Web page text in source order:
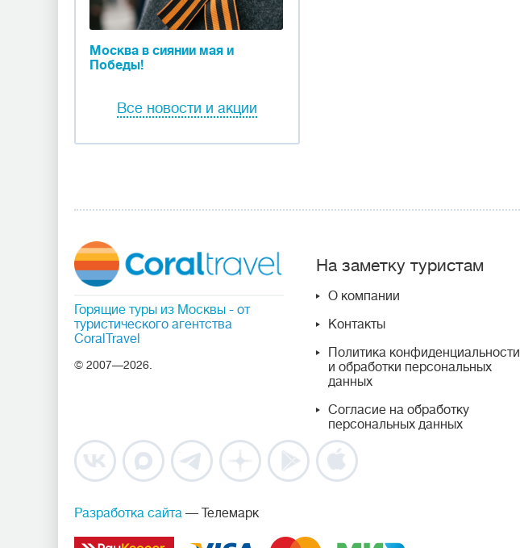
Москва в сиянии мая и
Победы!
Все новости и акции
Горящие туры из Москвы - от
туристического агентства
CoralTravel
© 2007—2026.
На заметку туристам
О компании
Контакты
Политика конфиденциальности
и обработки персональных
данных
Согласие на обработку
персональных данных
Разработка сайта — Телемарк